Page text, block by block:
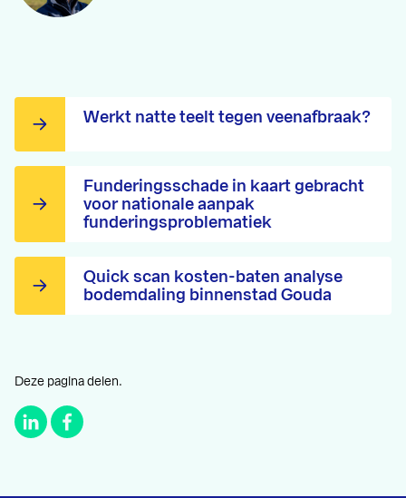
Werkt natte teelt tegen veenafbraak?
Funderingsschade in kaart gebracht
voor nationale aanpak
funderingsproblematiek
Quick scan kosten-baten analyse
bodemdaling binnenstad Gouda
Deze pagina delen.